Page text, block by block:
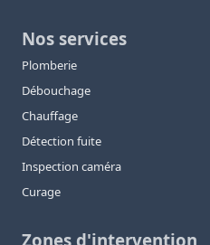
Nos services
Plomberie
Débouchage
Chauffage
Détection fuite
Inspection caméra
Curage
Zones d'intervention